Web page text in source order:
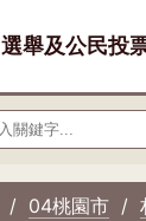
選舉及公民投
04桃園市